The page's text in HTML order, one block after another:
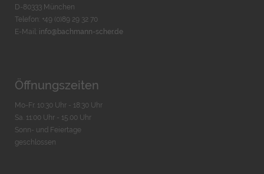
D-80333 München
Telefon: +49 (0)89 29 32 70
E-Mail: info@bachmann-scher.de
Öffnungszeiten
Mo-Fr. 10:30 Uhr - 18:30 Uhr
Sa. 11:00 Uhr - 15.00 Uhr
Sonn- und Feiertage
geschlossen